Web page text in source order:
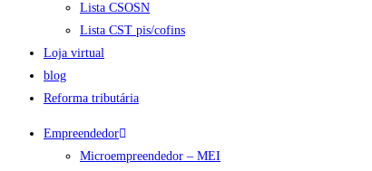
Lista CSOSN
Lista CST pis/cofins
Loja virtual
blog
Reforma tributária
Empreendedor
Microempreendedor – MEI